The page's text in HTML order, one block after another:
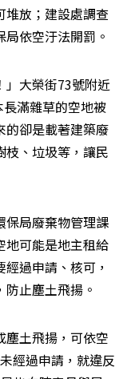
堆放；建設處調查
依空汙法開罰。
」大榮街73號附近
滿雜草的空地被
的卻是載著建築廢
枝、垃圾等，讓民
保局廢棄物管理課
地可能是地主租給
過申請、核可，
止塵土飛揚。
塵土飛揚，可依空
經過申請，就違反